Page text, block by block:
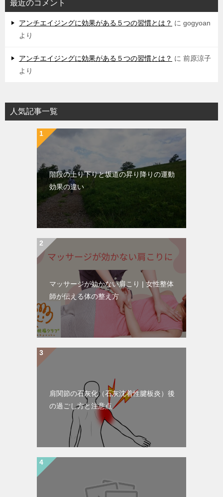
最近のコメント
アンチエイジングに効果がある５つの習慣とは？ に gogyoan
より
アンチエイジングに効果がある５つの習慣とは？ に 前原涼子
より
人気記事一覧
階段の上り下りと坂道の昇り降りの運動
効果の違い
マッサージが効かない肩こり | 女性整体
師が伝える体の整え方
肩関節の石灰化（石灰沈着性腱板炎）後
の過ごし方と注意点